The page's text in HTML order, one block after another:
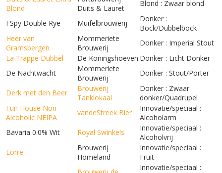
Blond
Duits & Lauret
Blond : Zwaar blond
I Spy Double Rye Muifelbrouwerij
Donker :
Bock/Dubbelbock
Heer van
Gramsbergen
Mommeriete
Brouwerij
Donker : Imperial Stout
La Trappe Dubbel
De Koningshoeven Donker : Licht Donker
De Nachtwacht
Mommeriete
Brouwerij
Donker : Stout/Porter
Derk met den Beer
Brouwerij
Tanklokaal
Donker : Zwaar
donker/Quadrupel
Fun House Non
Alcoholic NEIPA
vandeStreek Bier
Innovatie/speciaal :
Alcoholarm
Bavaria 0.0% Wit
Royal Swinkels
Innovatie/speciaal :
Alcoholvrij
Lorre
Brouwerij
Homeland
Innovatie/speciaal :
Fruit
Innovatie/speciaal :